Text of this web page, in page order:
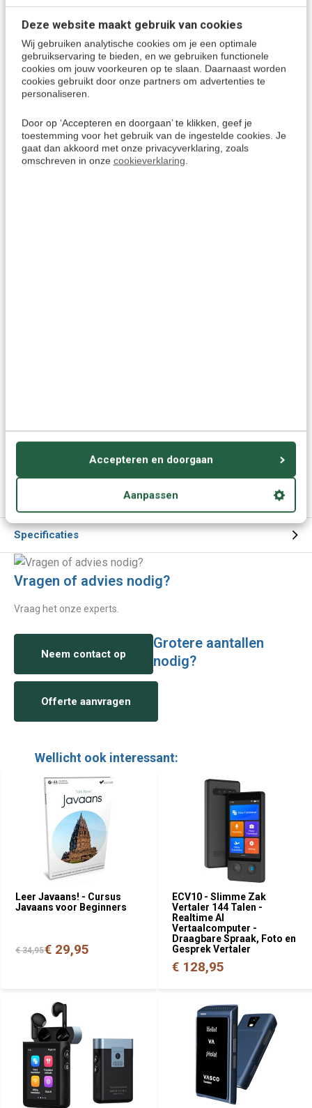
Deze website maakt gebruik van cookies
Wij gebruiken analytische cookies om je een optimale
gebruikservaring te bieden, en we gebruiken functionele
cookies om jouw voorkeuren op te slaan. Daarnaast worden
cookies gebruikt door onze partners om advertenties te
personaliseren.
Door op ‘Accepteren en doorgaan’ te klikken, geef je
toestemming voor het gebruik van de ingestelde cookies. Je
gaat dan akkoord met onze privacyverklaring, zoals
omschreven in onze cookieverklaring.
Accepteren en doorgaan
Aanpassen
uTalk werkt met:
PC's met Windows 10 en hoger
MacOS 10.10 en hoger
Tablets en Smarpthones met iOS 9 en hoger (zoals iPad
Tablets en Smartphones met Android 4.4 en hoger
Amazon Kindle Fire
Meer keuzes:
Specificaties
Vragen of advies nodig?
Vraag het onze experts.
Neem contact op
Grotere aantallen
nodig?
Offerte aanvragen
Wellicht ook interessant:
Leer Javaans! - Cursus
Javaans voor Beginners
€ 34,95€ 29,95
ECV10 - Slimme Zak
Vertaler 144 Talen -
Realtime AI
Vertaalcomputer -
Draagbare Spraak, Foto en
Gesprek Vertaler
€ 128,95